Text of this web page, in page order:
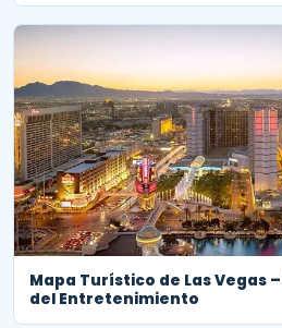
Mapa Turístico de Las Vegas
del Entretenimiento